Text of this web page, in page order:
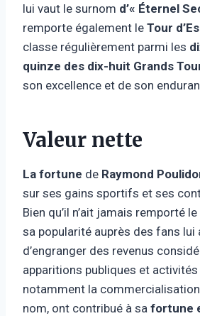
lui vaut le surnom d’« Éternel
remporte également le Tour
classe régulièrement parmi les
quinze des dix-huit Grands
son excellence et de son
Valeur nette
La fortune de Raymond
sur ses gains sportifs et ses
Bien qu’il n’ait jamais remporté
sa popularité auprès des fans lui
d’engranger des revenus
apparitions publiques et
notamment la
nom, ont contribué à sa fortune